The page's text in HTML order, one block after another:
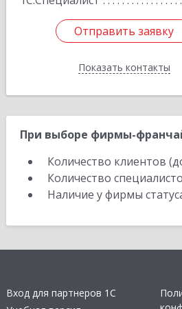
Отправить заявку
Показать контакты
Отправить заявку
Назад
При выборе фирмы-
Количество клиентов
Количество
Наличие у фирмы
Вход для партнеров 1С